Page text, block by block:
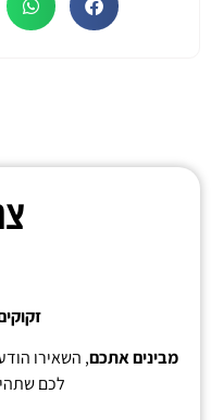
מבינים אתכם, השאירו
לכם